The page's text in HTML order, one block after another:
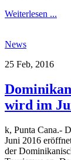
Weiterlesen ...
News
25 Feb, 2016
wird im
k, Punta Cana.-
Juni 2016
der